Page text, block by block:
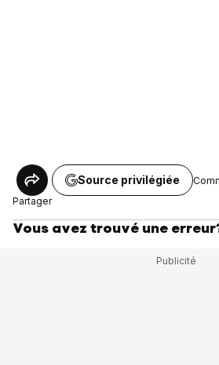
Partager
Source privilégiée
Vous avez trouvé une